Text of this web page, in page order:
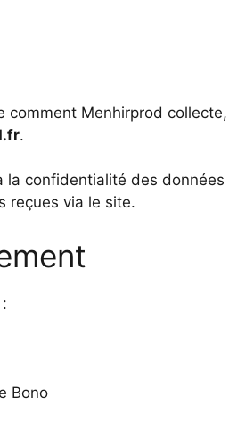
Menhirprod
.
confidentialité des données
reçues via le site.
Bono